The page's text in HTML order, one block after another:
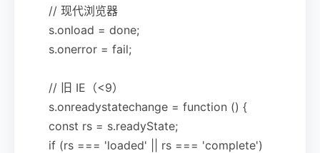
// 现代浏览器
s.onload = done;
s.onerror = fail;
// 旧 IE（<9）
s.onreadystatechange = function () {
const rs = s.readyState;
if (rs === 'loaded' || rs === 'complete')